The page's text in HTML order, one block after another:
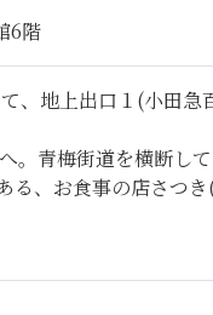
6階
、地上出口１(小田
。青梅街道を横断し
、お食事の店さつ